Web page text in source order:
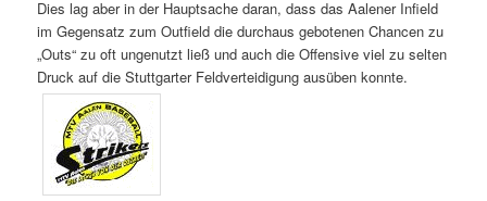
Dies lag aber in der Hauptsache daran, dass das Aalener Infield
im Gegensatz zum Outfield die durchaus gebotenen Chancen zu
„Outs“ zu oft ungenutzt ließ und auch die Offensive viel zu selten
Druck auf die Stuttgarter Feldverteidigung ausüben konnte.